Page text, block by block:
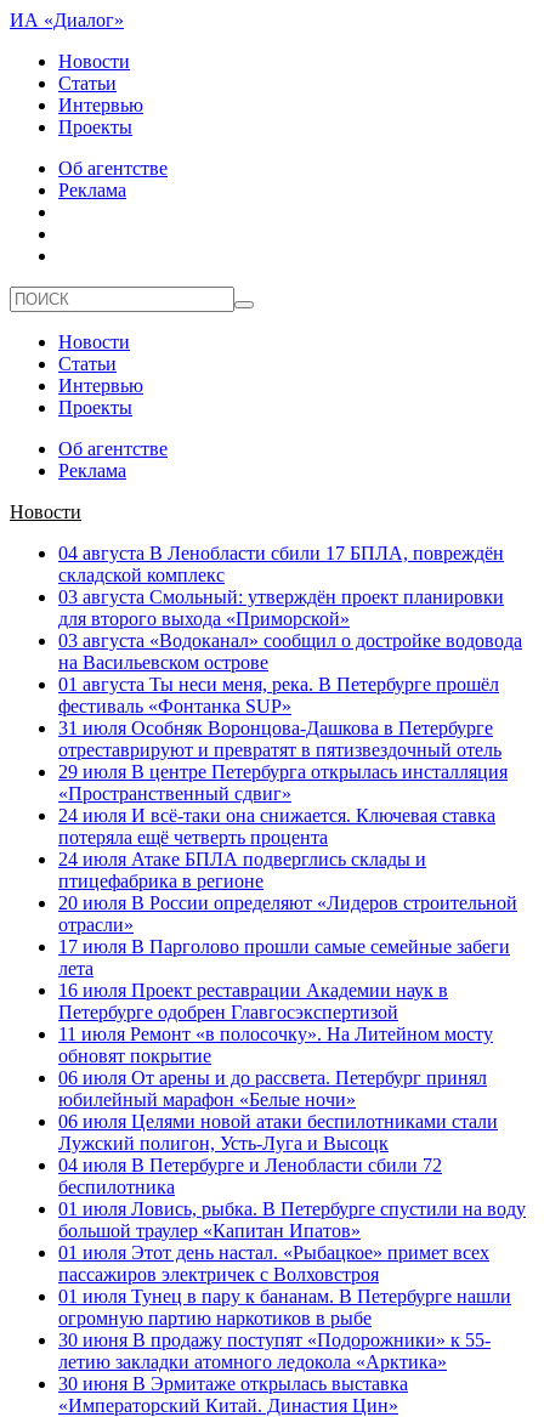
ИА «Диалог»
Новости
Статьи
Интервью
Проекты
Об агентстве
Реклама
Новости
Статьи
Интервью
Проекты
Об агентстве
Реклама
Новости
04 августа В Ленобласти сбили 17 БПЛА, повреждён
складской комплекс
03 августа Смольный: утверждён проект планировки
для второго выхода «Приморской»
03 августа «Водоканал» сообщил о достройке водовода
на Васильевском острове
01 августа Ты неси меня, река. В Петербурге прошёл
фестиваль «Фонтанка SUP»
31 июля Особняк Воронцова-Дашкова в Петербурге
отреставрируют и превратят в пятизвездочный отель
29 июля В центре Петербурга открылась инсталляция
«Пространственный сдвиг»
24 июля И всё-таки она снижается. Ключевая ставка
потеряла ещё четверть процента
24 июля Атаке БПЛА подверглись склады и
птицефабрика в регионе
20 июля В России определяют «Лидеров строительной
отрасли»
17 июля В Парголово прошли самые семейные забеги
лета
16 июля Проект реставрации Академии наук в
Петербурге одобрен Главгосэкспертизой
11 июля Ремонт «в полосочку». На Литейном мосту
обновят покрытие
06 июля От арены и до рассвета. Петербург принял
юбилейный марафон «Белые ночи»
06 июля Целями новой атаки беспилотниками стали
Лужский полигон, Усть-Луга и Высоцк
04 июля В Петербурге и Ленобласти сбили 72
беспилотника
01 июля Ловись, рыбка. В Петербурге спустили на воду
большой траулер «Капитан Ипатов»
01 июля Этот день настал. «Рыбацкое» примет всех
пассажиров электричек с Волховстроя
01 июля Тунец в пару к бананам. В Петербурге нашли
огромную партию наркотиков в рыбе
30 июня В продажу поступят «Подорожники» к 55-
летию закладки атомного ледокола «Арктика»
30 июня В Эрмитаже открылась выставка
«Императорский Китай. Династия Цин»